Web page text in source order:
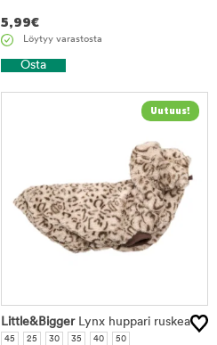
5,99€
Löytyy varastosta
Osta
Little&BiggerLynx huppari ruskea
45 25 30 35 40 50